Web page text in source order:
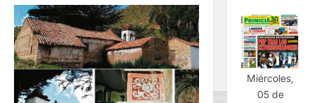
Miércoles,
05 de